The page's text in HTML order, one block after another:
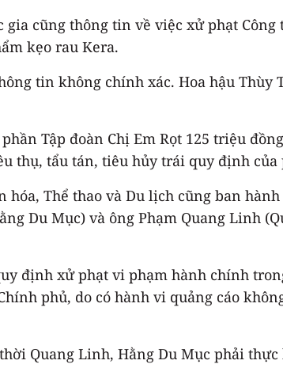
cũng thông tin về việc xử phạt Công
kẹo rau Kera.
tin không chính xác. Hoa hậu Thùy
Tập đoàn Chị Em Rọt 125 triệu
thụ, tẩu tán, tiêu hủy trái quy định của
Thể thao và Du lịch cũng ban
Du Mục) và ông Phạm Quang Linh
định xử phạt vi phạm hành chính
phủ, do có hành vi quảng cáo
Quang Linh, Hằng Du Mục phải